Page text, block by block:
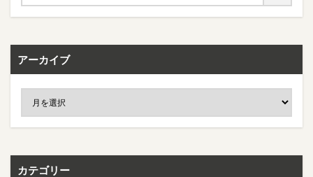
アーカイブ
カテゴリー